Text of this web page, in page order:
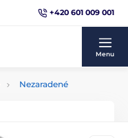
+420 601 009 001
Menu
Nezaradené